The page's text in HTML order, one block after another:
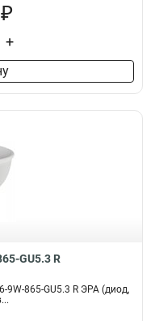
+
GU5.3 R
865-GU5.3 R ЭРА (диод,